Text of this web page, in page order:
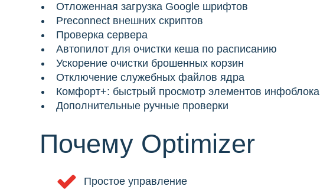
Отложенная загрузка Google шрифтов
Preconnect внешних скриптов
Проверка сервера
Автопилот для очистки кеша по расписанию
Ускорение очистки брошенных корзин
Отключение служебных файлов ядра
Комфорт+: быстрый просмотр элементов инфоблока
Дополнительные ручные проверки
Почему Optimizer
Простое управление